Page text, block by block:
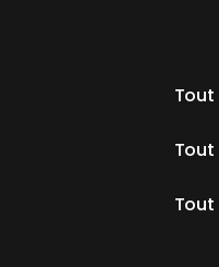
Tout
Tout
Tout